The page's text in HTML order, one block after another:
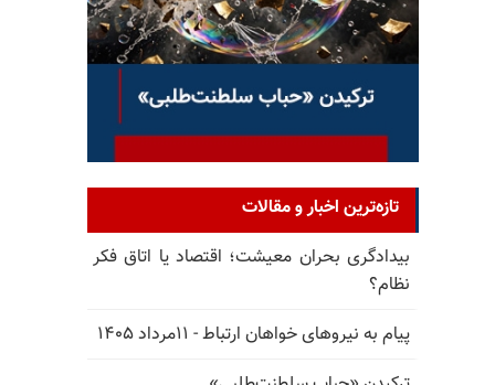
تازه‌ترین اخبار و مقالات
بیدادگری بحران معیشت؛ اقتصاد یا اتاق فکر
نظام؟
پیام به نیروهای خواهان ارتباط - ۱۱مرداد ۱۴۰۵